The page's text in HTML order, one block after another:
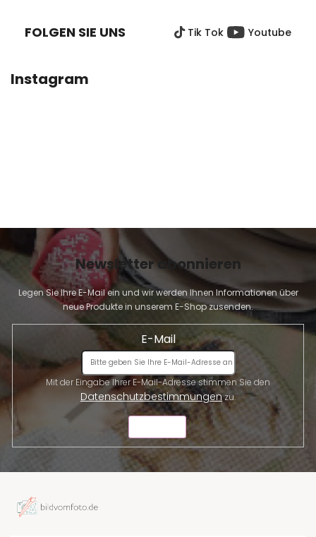
FOLGEN SIE UNS Tik Tok Youtube
Instagram
Newsletter abonnieren
Legen Sie Ihre E-Mail ein und wir werden Ihnen Informationen über
neue Produkte in unserem E-Shop zusenden.
E-Mail
Datenschutzbestimmungenzu.